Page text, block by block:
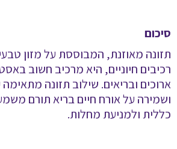
סיכום
תזונה מאוזנת, המבוססת על מזון
רכיבים חיוניים, היא מרכיב חשוב
ארוכים ובריאים. שילוב תזונה מתאימה
ושמירה על אורח חיים בריא תורם
כללית ולמניעת מחלות.